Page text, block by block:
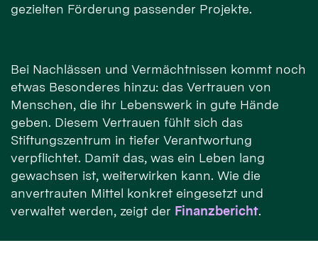
gezielten Förderung passender Projekte.
Bei Nachlässen und Vermächtnissen kommt noch
etwas Besonderes hinzu: das Vertrauen von
Menschen, die ihr Lebenswerk in gute Hände
geben. Diesem Vertrauen fühlt sich das
Stiftungszentrum in tiefer Verantwortung
verpflichtet. Damit das, was ein Leben lang
gewachsen ist, weiterwirken kann. Wie die
anvertrauten Mittel konkret eingesetzt und
verwaltet werden, zeigt der Finanzbericht.